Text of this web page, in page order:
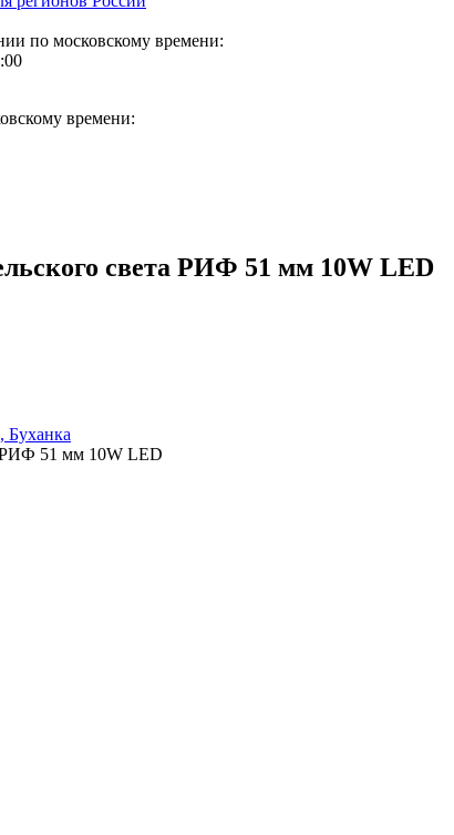
по московскому времени:
времени:
света РИФ 51 мм 10W LED
Буханка
РИФ 51 мм 10W LED